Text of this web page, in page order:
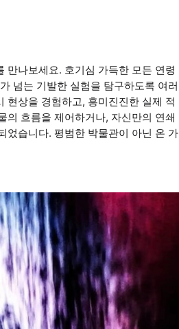
만나보세요. 호기심 가득한 모든 연령
넘는 기발한 실험을 탐구하도록 여러
현상을 경험하고, 흥미진진한 실제 적
의 흐름을 제어하거나, 자신만의 연쇄
었습니다. 평범한 박물관이 아닌 온 가